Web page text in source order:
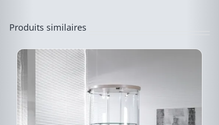
Produits similaires